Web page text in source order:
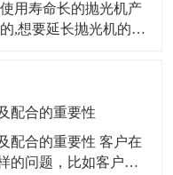
用寿命长的抛光机产
,想要延长抛光机的使
良好的生产和运行状
配合的重要性
配合的重要性 客户在
的问题，比如客户研